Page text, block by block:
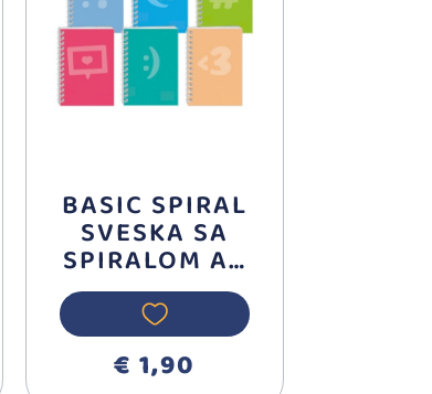
BASIC SPIRAL
SVESKA SA
SPIRALOM A5
DIKTO 50
LISTA
HASHTAG
106323
€ 1,90